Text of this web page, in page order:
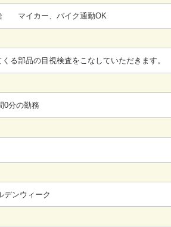
マイカー、バイク通勤OK
る部品の目視検査をこなしていただきます。
間0分の勤務
デンウィーク